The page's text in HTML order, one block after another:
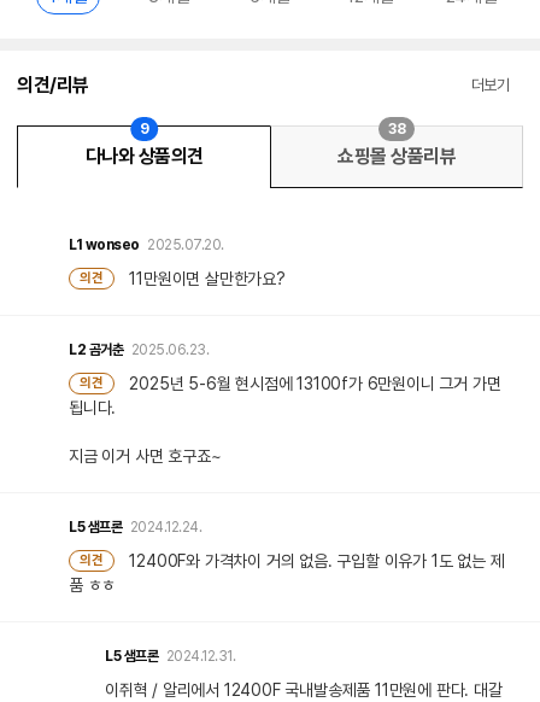
의견/리뷰 더보기
다나와 상품의견
9
쇼핑몰 상품리뷰
38
L1 wonseo 2025.07.20.
의견 11만원이면 살만한가요?
L2 곰거춘 2025.06.23.
의견
2025년 5-6월 현시점에 13100f가 6만원이니 그거 가면
됩니다.
지금 이거 사면 호구죠~
L5 샘프론 2024.12.24.
의견
12400F와 가격차이 거의 없음. 구입할 이유가 1도 없는 제
품 ㅎㅎ
L5 샘프론 2024.12.31.
이쥐혁 / 알리에서 12400F 국내발송제품 11만원에 판다. 대갈